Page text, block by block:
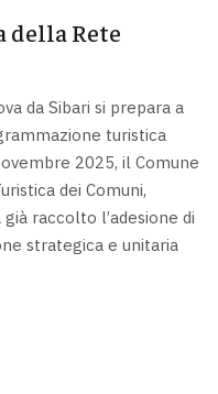
della Rete
da Sibari si prepara a
turistica
2025, il Comune
dei Comuni,
raccolto l’adesione di
strategica e unitaria